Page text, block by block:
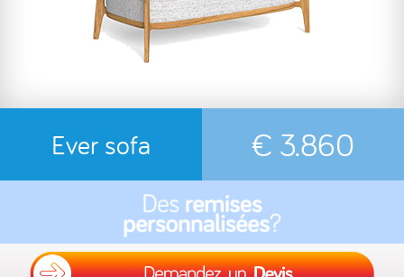
Ever sofa € 3.860